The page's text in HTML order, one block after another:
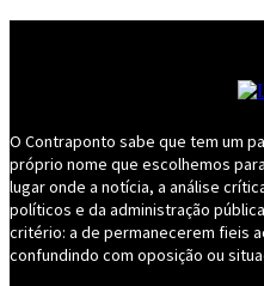
O Contraponto sabe que tem um
próprio nome que escolhemos
lugar onde a notícia, a análise
políticos e da administração
critério: a de permanecerem fieis
confundindo com oposição ou